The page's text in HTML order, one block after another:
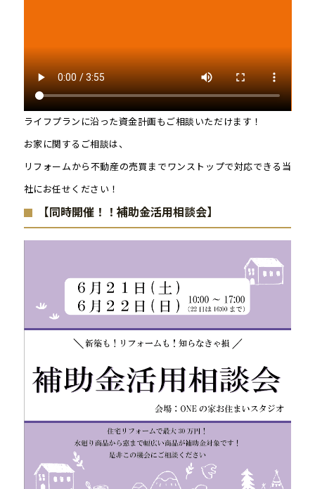
ライフプランに沿った資金計画もご相談いただけます！
お家に関するご相談は、
リフォームから不動産の売買までワンストップで対応できる当
社にお任せください！
【同時開催！！補助金活用相談会】